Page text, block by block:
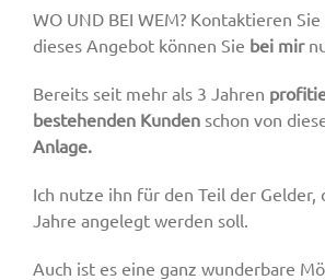
WO UND BEI WEM? Kontaktieren
dieses Angebot können Sie bei mir
Bereits seit mehr als 3 Jahren
bestehenden Kunden schon von
Anlage.
Ich nutze ihn für den Teil der Gelder,
Jahre angelegt werden soll.
Auch ist es eine ganz wunderbare